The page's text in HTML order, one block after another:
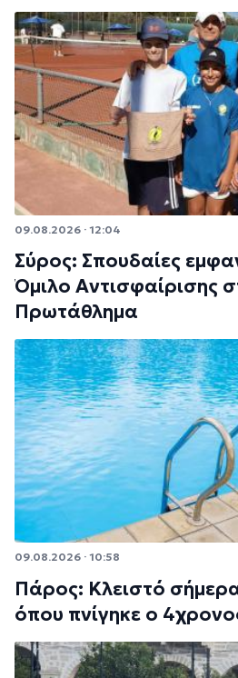
09.08.2026 · 12:04
Σύρος: Σπουδαίες
Όμιλο Αντισφαίρισης
Πρωτάθλημα
09.08.2026 · 10:58
Πάρος: Κλειστό
όπου πνίγηκε ο